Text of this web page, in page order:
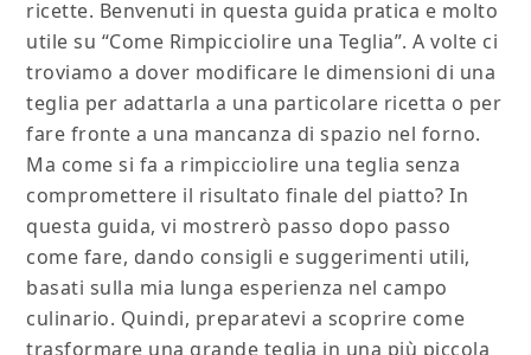
ricette. Benvenuti in questa guida pratica e molto
utile su “Come Rimpicciolire una Teglia”. A volte ci
troviamo a dover modificare le dimensioni di una
teglia per adattarla a una particolare ricetta o per
fare fronte a una mancanza di spazio nel forno.
Ma come si fa a rimpicciolire una teglia senza
compromettere il risultato finale del piatto? In
questa guida, vi mostrerò passo dopo passo
come fare, dando consigli e suggerimenti utili,
basati sulla mia lunga esperienza nel campo
culinario. Quindi, preparatevi a scoprire come
trasformare una grande teglia in una più piccola